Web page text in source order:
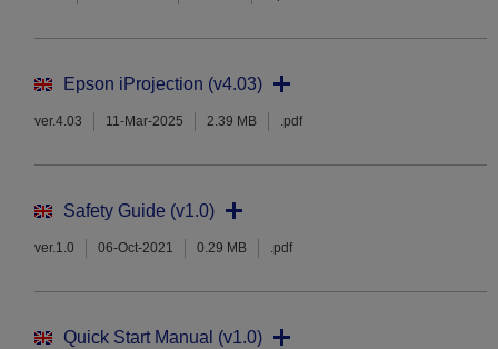
Epson iProjection (v4.03)
ver.4.03 11-Mar-2025 2.39 MB .pdf
Safety Guide (v1.0)
ver.1.0 06-Oct-2021 0.29 MB .pdf
Quick Start Manual (v1.0)